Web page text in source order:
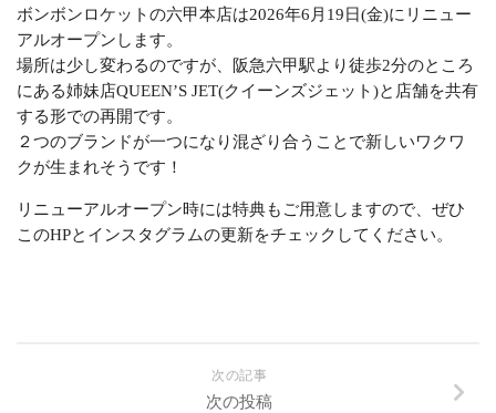
ボンボンロケットの六甲本店は2026年6月19日(金)にリニュー
アルオープンします。
場所は少し変わるのですが、阪急六甲駅より徒歩2分のところ
にある姉妹店QUEEN’S JET(クイーンズジェット)と店舗を共有
する形での再開です。
２つのブランドが一つになり混ざり合うことで新しいワクワ
クが生まれそうです！
リニューアルオープン時には特典もご用意しますので、ぜひ
このHPとインスタグラムの更新をチェックしてください。
次の記事
次の投稿